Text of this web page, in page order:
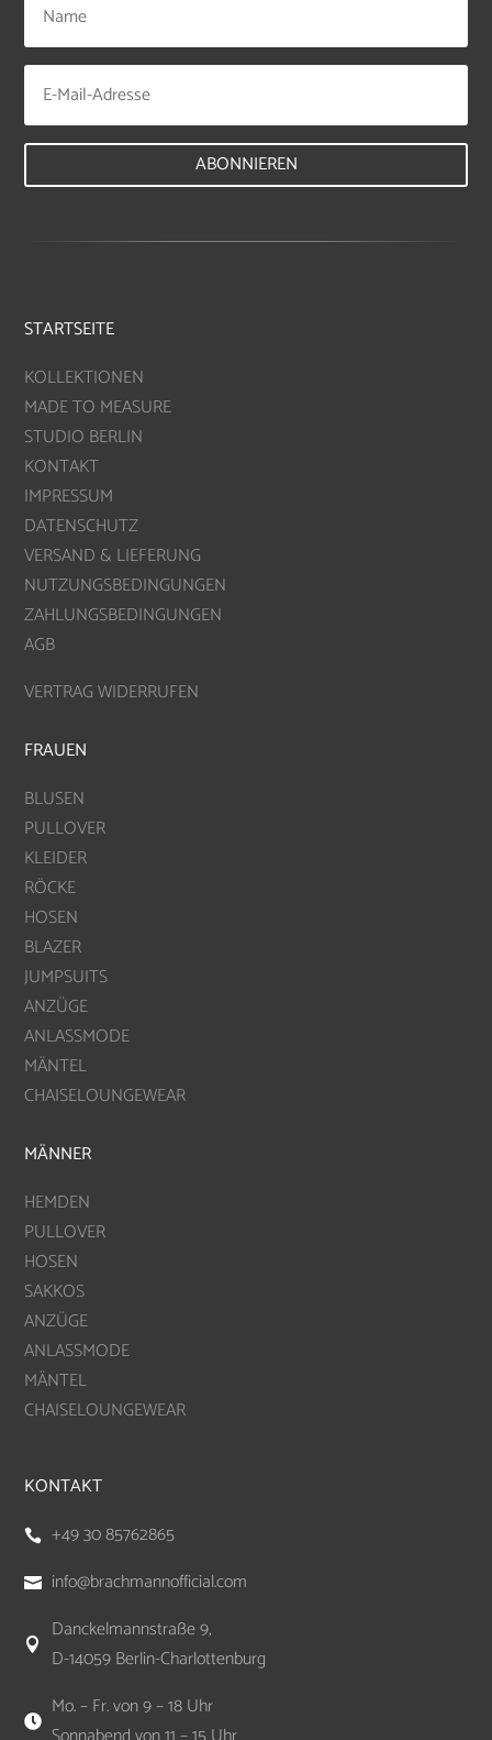
ABONNIEREN
STARTSEITE
KOLLEKTIONEN
MADE TO MEASURE
STUDIO BERLIN
KONTAKT
IMPRESSUM
DATENSCHUTZ
VERSAND & LIEFERUNG
NUTZUNGSBEDINGUNGEN
ZAHLUNGSBEDINGUNGEN
AGB
VERTRAG WIDERRUFEN
FRAUEN
BLUSEN
PULLOVER
KLEIDER
RÖCKE
HOSEN
BLAZER
JUMPSUITS
ANZÜGE
ANLASSMODE
MÄNTEL
CHAISELOUNGEWEAR
MÄNNER
HEMDEN
PULLOVER
HOSEN
SAKKOS
ANZÜGE
ANLASSMODE
MÄNTEL
CHAISELOUNGEWEAR
KONTAKT
 +49 30 85762865
 info@brachmannofficial.com

Danckelmannstraße 9,
D-14059 Berlin-Charlottenburg

Mo. – Fr. von 9 – 18 Uhr